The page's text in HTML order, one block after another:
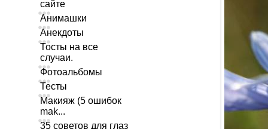
сайте
Анимашки
Анекдоты
Тосты на все
случаи.
Фотоальбомы
Тесты
Макияж (5 ошибок
mak...
35 советов для глаз